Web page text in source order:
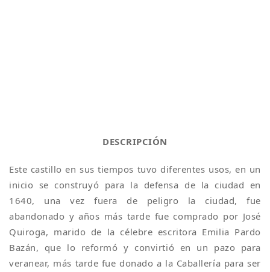
DESCRIPCIÓN
Este castillo en sus tiempos tuvo diferentes usos, en un
inicio se construyó para la defensa de la ciudad en
1640, una vez fuera de peligro la ciudad, fue
abandonado y años más tarde fue comprado por José
Quiroga, marido de la célebre escritora Emilia Pardo
Bazán, que lo reformó y convirtió en un pazo para
veranear, más tarde fue donado a la Caballería para ser